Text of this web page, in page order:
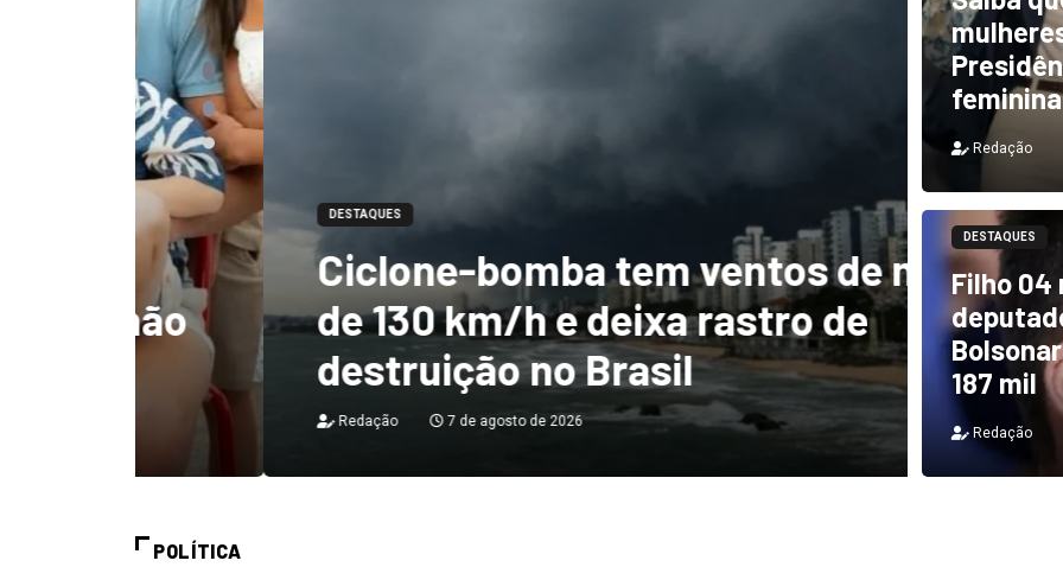
DESTAQUES
Ciclone-bomba tem ventos de mais
de 130 km/h e deixa rastro de
destruição no Brasil
Redação 7 de agosto de 2026
TCU
e PF
Redação
DESTAQUES
Filho 04
187 mil
Redação
POLÍTICA